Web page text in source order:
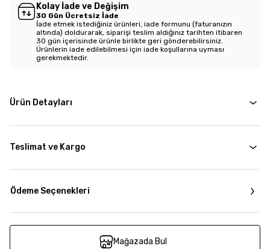
Kolay İade ve Değişim
30 Gün Ücretsiz İade
İade etmek istediğiniz ürünleri, iade formunu (faturanızın
altında) doldurarak, siparişi teslim aldığınız tarihten itibaren
30 gün içerisinde ürünle birlikte geri gönderebilirsiniz.
Ürünlerin iade edilebilmesi için iade koşullarına uyması
gerekmektedir.
Ürün Detayları
Teslimat ve Kargo
Ödeme Seçenekleri
Mağazada Bul